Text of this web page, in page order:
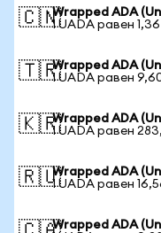
🇨🇳Wrapped ADA
1 UADA равен
🇹🇷Wrapped ADA
1 UADA равен
🇰🇷Wrapped ADA
1 UADA равен
🇷🇺Wrapped ADA
1 UADA равен
Wrapped ADA